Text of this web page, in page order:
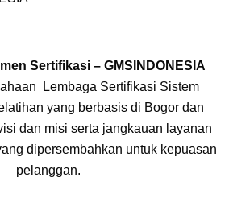
Sertifikasi – GMSINDONESIA
Lembaga Sertifikasi Sistem
yang berbasis di Bogor dan
dan misi serta jangkauan layanan
dipersembahkan untuk kepuasan
pelanggan.